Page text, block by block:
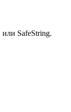
SafeString.